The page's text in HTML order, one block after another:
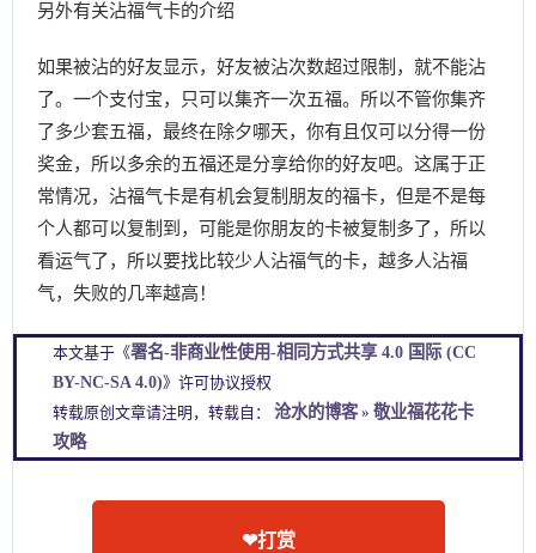
另外有关沾福气卡的介绍
如果被沾的好友显示，好友被沾次数超过限制，就不能沾
了。一个支付宝，只可以集齐一次五福。所以不管你集齐
了多少套五福，最终在除夕哪天，你有且仅可以分得一份
奖金，所以多余的五福还是分享给你的好友吧。这属于正
常情况，沾福气卡是有机会复制朋友的福卡，但是不是每
个人都可以复制到，可能是你朋友的卡被复制多了，所以
看运气了，所以要找比较少人沾福气的卡，越多人沾福
气，失败的几率越高！
本文基于《署名-非商业性使用-相同方式共享 4.0 国际 (CC
BY-NC-SA 4.0)》许可协议授权
转载原创文章请注明，转载自： 沧水的博客» 敬业福花花卡
攻略
❤打赏